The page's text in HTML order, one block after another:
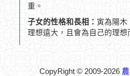
重。
子女的性格和長相： 寅為陽木
理想遠大，且會為自己的理想
CopyRight © 2009-2026